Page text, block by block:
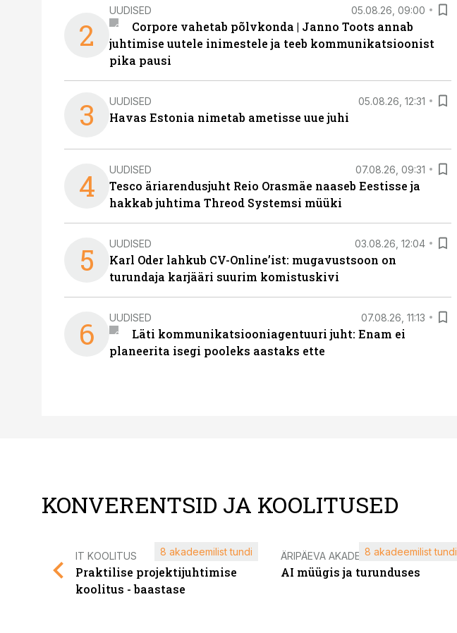
2
UUDISED 05.08.26, 09:00
Corpore vahetab põlvkonda | Janno Toots annab
juhtimise uutele inimestele ja teeb kommunikatsioonist
pika pausi
3 UUDISED 05.08.26, 12:31
Havas Estonia nimetab ametisse uue juhi
4 UUDISED 07.08.26, 09:31
Tesco äriarendusjuht Reio Orasmäe naaseb Eestisse ja
hakkab juhtima Threod Systemsi müüki
5 UUDISED 03.08.26, 12:04
Karl Oder lahkub CV-Online’ist: mugavustsoon on
turundaja karjääri suurim komistuskivi
6 UUDISED 07.08.26, 11:13
Läti kommunikatsiooniagentuuri juht: Enam ei
planeerita isegi pooleks aastaks ette
KONVERENTSID JA KOOLITUSED
IT KOOLITUS
Praktilise projektijuhtimise
koolitus - baastase
8 akadeemilist tundi ÄRIPÄEVA AKADEEMIA
AI müügis ja turunduses
8 akadeemilist tundi